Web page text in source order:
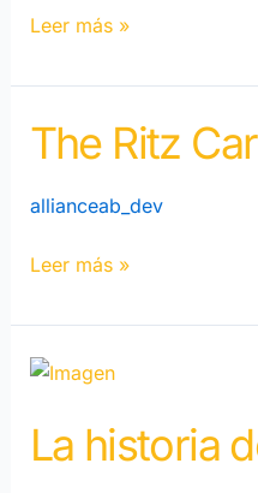
Leer más »
The Ritz
allianceab_dev
The
Ritz
Carlton
Leer más »
La historia
La
de
Tania